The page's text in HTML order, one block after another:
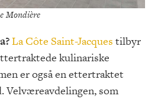
Mondière
La Côte Saint-Jacques tilbyr
kulinariske
er også en ettertraktet
Velværeavdelingen, som